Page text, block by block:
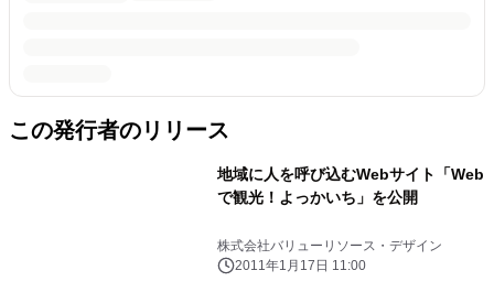
この発行者のリリース
地域に人を呼び込むWebサイト「Web
で観光！よっかいち」を公開
株式会社バリューリソース・デザイン
2011年1月17日 11:00